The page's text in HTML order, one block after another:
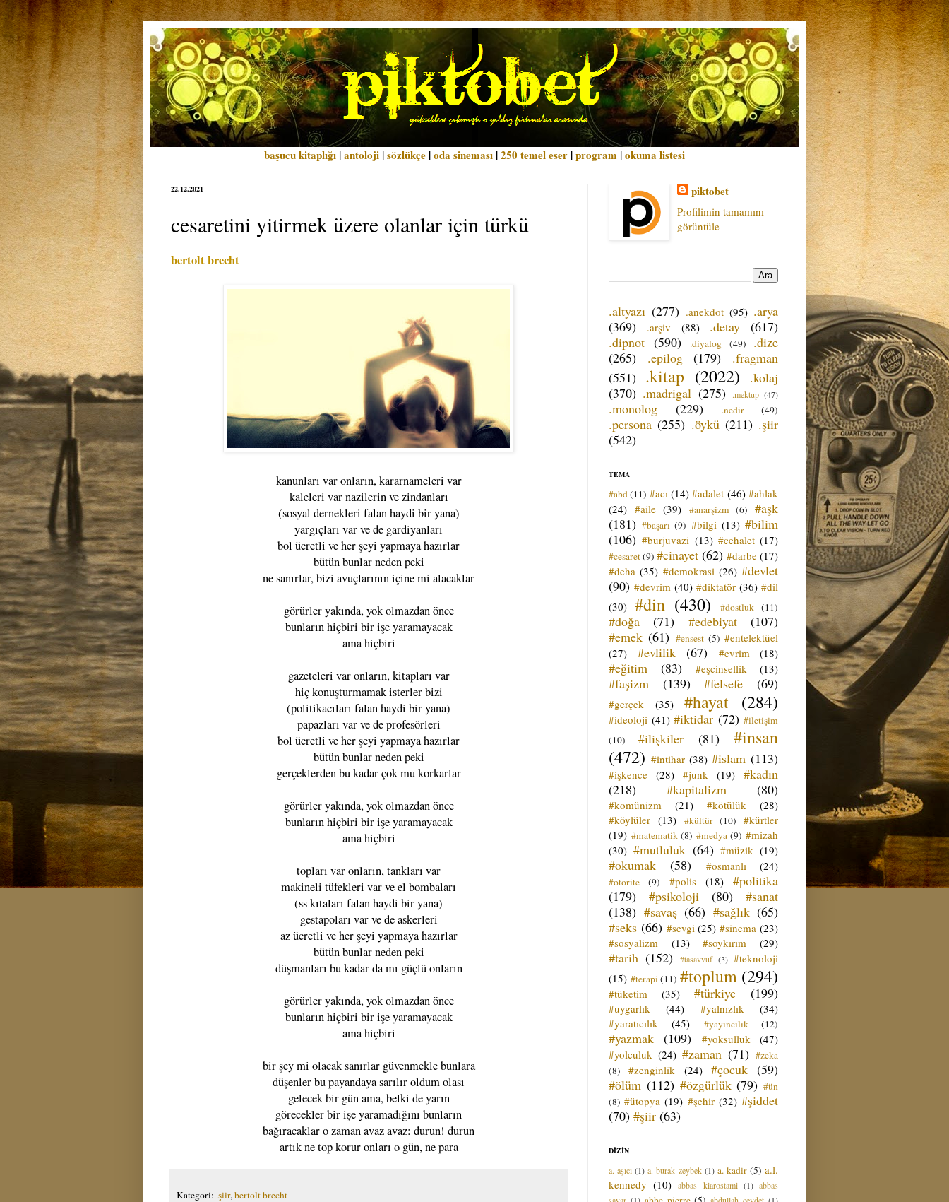
başucu kitaplığı |antoloji |sözlükçe |oda sineması |250 temel eser |program |okuma listesi
22.12.2021
cesaretini yitirmek üzere olanlar için türkü
bertolt brecht
kanunları var onların, kararnameleri var
kaleleri var nazilerin ve zindanları
(sosyal dernekleri falan haydi bir yana)
yargıçları var ve de gardiyanları
bol ücretli ve her şeyi yapmaya hazırlar
bütün bunlar neden peki
ne sanırlar, bizi avuçlarının içine mi alacaklar
görürler yakında, yok olmazdan önce
bunların hiçbiri bir işe yaramayacak
ama hiçbiri
gazeteleri var onların, kitapları var
hiç konuşturmamak isterler bizi
(politikacıları falan haydi bir yana)
papazları var ve de profesörleri
bol ücretli ve her şeyi yapmaya hazırlar
bütün bunlar neden peki
gerçeklerden bu kadar çok mu korkarlar
görürler yakında, yok olmazdan önce
bunların hiçbiri bir işe yaramayacak
ama hiçbiri
topları var onların, tankları var
makineli tüfekleri var ve el bombaları
(ss kıtaları falan haydi bir yana)
gestapoları var ve de askerleri
az ücretli ve her şeyi yapmaya hazırlar
bütün bunlar neden peki
düşmanları bu kadar da mı güçlü onların
görürler yakında, yok olmazdan önce
bunların hiçbiri bir işe yaramayacak
ama hiçbiri
bir şey mi olacak sanırlar güvenmekle bunlara
düşenler bu payandaya sarılır oldum olası
gelecek bir gün ama, belki de yarın
görecekler bir işe yaramadığını bunların
bağıracaklar o zaman avaz avaz: durun! durun
artık ne top korur onları o gün, ne para
Kategori: .şiir,bertolt brecht
piktobet
Profilimin tamamını
görüntüle
.altyazı (277) .anekdot (95) .arya
(369)
.arşiv (88) .detay
(617)
.dipnot (590) .diyalog (49)
.dize
(265)
.epilog (179)
.fragman
(551) .kitap (2022)
.kolaj
(370) .madrigal (275) .mektup (47)
.monolog (229) .nedir (49)
.persona (255) .öykü (211) .şiir
(542)
TEMA
#abd (11) #acı (14) #adalet (46) #ahlak
(24) #aile (39) #anarşizm (6)
#aşk
(181) #başarı (9) #bilgi (13) #bilim
(106) #burjuvazi (13) #cehalet (17)
#cesaret(9) #cinayet (62) #darbe (17)
#deha (35) #demokrasi (26) #devlet
(90) #devrim (40) #diktatör (36) #dil
(30) #din (430) #dostluk (11)
#doğa (71) #edebiyat
(107)
#emek (61) #ensest (5) #entelektüel
(27)
#evlilik (67) #evrim (18)
#eğitim (83) #eşcinsellik (13)
#faşizm (139) #felsefe (69)
#gerçek (35) #hayat (284)
#ideoloji (41) #iktidar (72) #iletişim
(10)
#ilişkiler (81)
#insan
(472) #intihar (38) #islam (113)
#işkence (28) #junk (19) #kadın
(218)
#kapitalizm (80)
#komünizm (21) #kötülük
(28)
#köylüler (13) #kültür (10)
#kürtler
(19) #matematik (8) #medya (9) #mizah
(30) #mutluluk (64) #müzik (19)
#okumak (58) #osmanlı (24)
#otorite (9) #polis (18)
#politika
(179)
#psikoloji (80)
#sanat
(138) #savaş (66) #sağlık (65)
#seks (66) #sevgi (25) #sinema (23)
#sosyalizm
(13) #soykırım (29)
#tarih (152) #tasavvuf (3) #teknoloji
(15) #terapi (11) #toplum (294)
#tüketim (35) #türkiye (199)
#uygarlık (44) #yalnızlık
(34)
#yaratıcılık
(45) #yayıncılık (12)
#yazmak (109) #yoksulluk
(47)
#yolculuk (24) #zaman (71) #zeka
(8)
#zenginlik (24) #çocuk (59)
#ölüm (112) #özgürlük (79) #ün
(8) #ütopya (19) #şehir (32) #şiddet
(70) #şiir (63)
DİZİN
a. aşıcı (1) a. burak zeybek (1) a. kadir (5) a.l.
kennedy (10) abbas kiarostami (1) abbas
sayar (1) abdullah cevdet (1)